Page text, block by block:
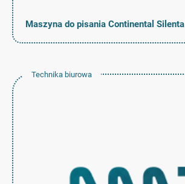
Maszyna do pisania Continental Silenta
Technika biurowa